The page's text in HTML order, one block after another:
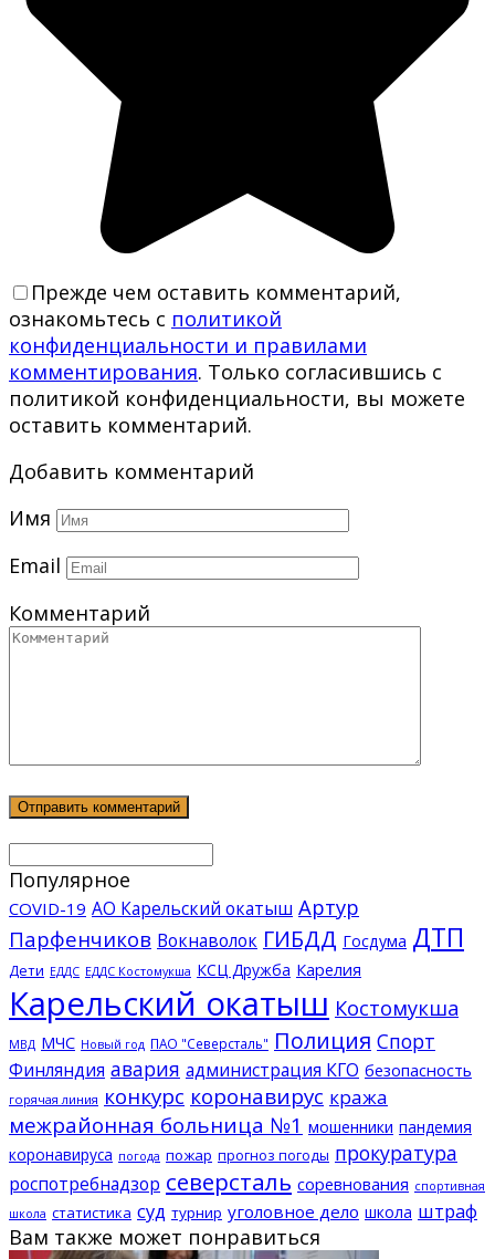
Прежде чем оставить комментарий,
ознакомьтесь с политикой
конфиденциальности и правилами
комментирования. Только согласившись с
политикой конфиденциальности, вы можете
оставить комментарий.
Добавить комментарий
Имя
Email
Комментарий
Популярное
COVID-19 АО Карельский окатыш Артур
Парфенчиков Вокнаволок ГИБДД Госдума ДТП
Дети ЕДДС ЕДДС Костомукша КСЦ Дружба Карелия
Карельский окатыш Костомукша
МВД МЧС Новый год ПАО "Северсталь" Полиция Спорт
Финляндия авария администрация КГО безопасность
горячая линия конкурс коронавирус кража
межрайонная больница №1 мошенники пандемия
коронавируса погода пожар прогноз погоды прокуратура
роспотребнадзор северсталь соревнования спортивная
школа статистика суд турнир уголовное дело школа штраф
Вам также может понравиться